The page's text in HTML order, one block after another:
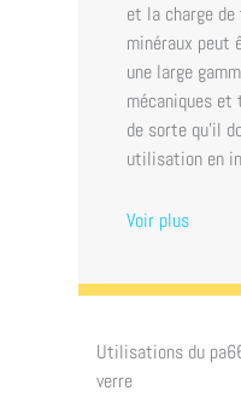
et la charge
minéraux peut
une large
mécaniques et
de sorte qu’il
utilisation en
Voir plus
Utilisations du
verre